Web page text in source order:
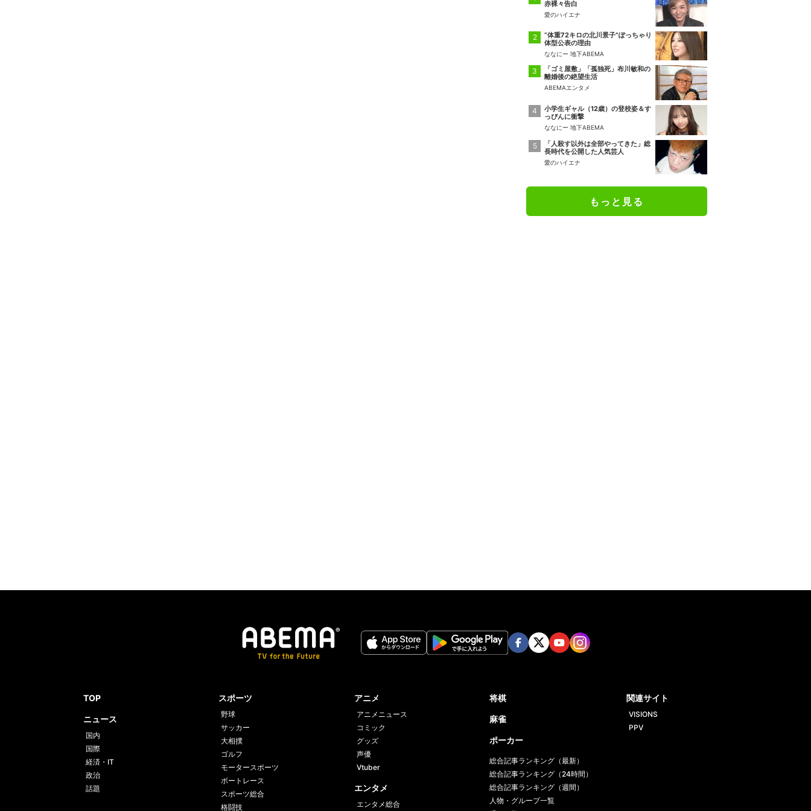
赤裸々告白
愛のハイエナ
“体重72キロの北川景子”ぽっちゃり
体型公表の理由
ななにー 地下ABEMA
「ゴミ屋敷」「孤独死」布川敏和の
離婚後の絶望生活
ABEMAエンタメ
小学生ギャル（12歳）の登校姿＆す
っぴんに衝撃
ななにー 地下ABEMA
「人殺す以外は全部やってきた」総
長時代を公開した人気芸人
愛のハイエナ
もっと見る
TOP
ニュース
国内
国際
経済・IT
政治
話題
スポーツ
野球
サッカー
大相撲
ゴルフ
モータースポーツ
ボートレース
スポーツ総合
格闘技
アニメ
アニメニュース
コミック
グッズ
声優
Vtuber
エンタメ
エンタメ総合
将棋
麻雀
ポーカー
総合記事ランキング（最新）
総合記事ランキング（24時間）
総合記事ランキング（週間）
人物・グループ一覧
関連サイト
VISIONS
PPV